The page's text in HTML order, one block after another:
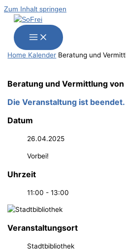
Zum Inhalt springen
Home Kalender Bera­tung und
Bera­tung und Ver­mitt­lung
Die Veranstaltung ist beendet.
Datum
26.04.2025
Vorbei!
Uhrzeit
11:00 - 13:00
Veranstaltungsort
Stadtbibliothek